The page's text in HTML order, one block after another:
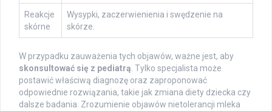
Reakcje
skórne
Wysypki, zaczerwienienia i swędzenie na
skórze.
W przypadku zauważenia tych objawów, ważne jest, aby
skonsultować się z pediatrą. Tylko specjalista może
postawić właściwą diagnozę oraz zaproponować
odpowiednie rozwiązania, takie jak zmiana diety dziecka czy
dalsze badania. Zrozumienie objawów nietolerancji mleka